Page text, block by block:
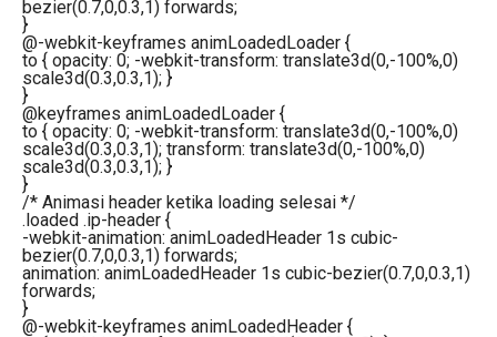
bezier(0.7,0,0.3,1) forwards;
}
@-webkit-keyframes animLoadedLoader {
to { opacity: 0; -webkit-transform: translate3d(0,-100%,0)
scale3d(0.3,0.3,1); }
}
@keyframes animLoadedLoader {
to { opacity: 0; -webkit-transform: translate3d(0,-100%,0)
scale3d(0.3,0.3,1); transform: translate3d(0,-100%,0)
scale3d(0.3,0.3,1); }
}
/* Animasi header ketika loading selesai */
.loaded .ip-header {
-webkit-animation: animLoadedHeader 1s cubic-
bezier(0.7,0,0.3,1) forwards;
animation: animLoadedHeader 1s cubic-bezier(0.7,0,0.3,1)
forwards;
}
@-webkit-keyframes animLoadedHeader {